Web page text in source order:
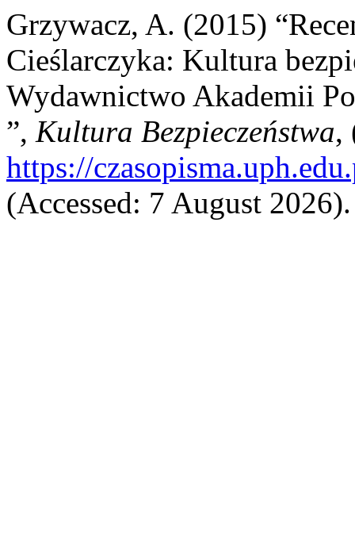
Grzywacz, A. (2015)
Cieślarczyka: Kultura
Wydawnictwo Akademii
”, Kultura Bezpieczeństwa,
https://
(Accessed: 7 August 2026).